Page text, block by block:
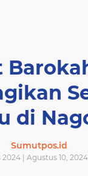
di
Sumutpos.id
| Agustus 10, 2024